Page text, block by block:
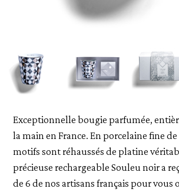
Exceptionnelle bougie parfumée,
la main en France. En porcelaine fine
motifs sont réhaussés de platine
précieuse rechargeable Souleu noir a
de 6 de nos artisans français pour vous